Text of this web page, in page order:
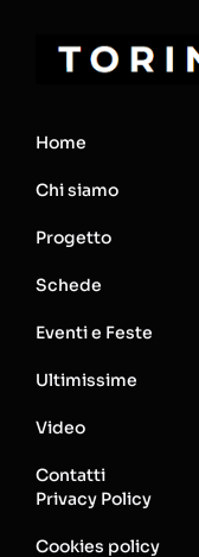
Home
Chi siamo
Progetto
Schede
Eventi e Feste
Ultimissime
Video
Contatti
Privacy Policy
Cookies policy